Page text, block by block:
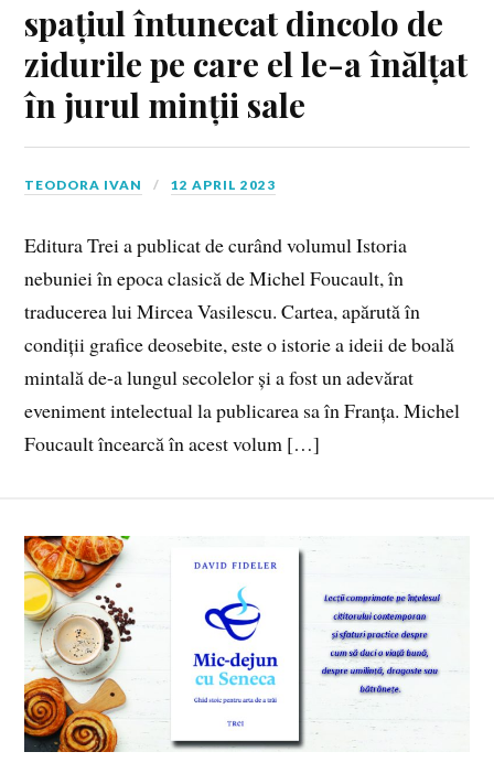
spațiul întunecat dincolo de
zidurile pe care el le-a înălțat
în jurul minții sale
TEODORA IVAN 12 APRIL 2023
Editura Trei a publicat de curând volumul Istoria
nebuniei în epoca clasică de Michel Foucault, în
traducerea lui Mircea Vasilescu. Cartea, apărută în
condiții grafice deosebite, este o istorie a ideii de boală
mintală de-a lungul secolelor și a fost un adevărat
eveniment intelectual la publicarea sa în Franța. Michel
Foucault încearcă în acest volum […]